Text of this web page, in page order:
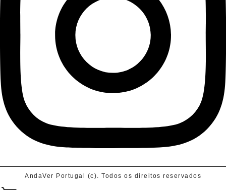
AndaVer Portugal (c). Todos os direitos reservados